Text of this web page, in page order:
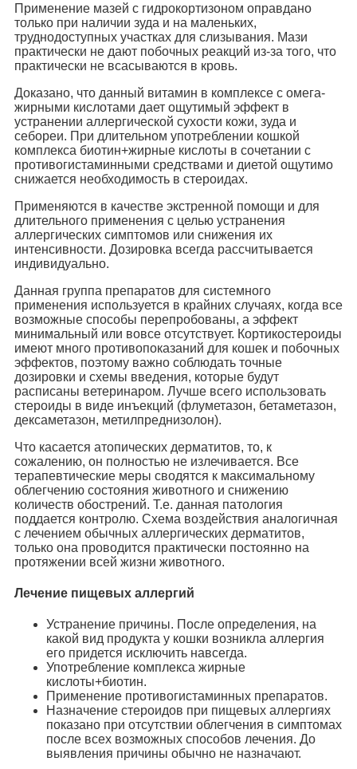
Применение мазей с гидрокортизоном оправдано
только при наличии зуда и на маленьких,
труднодоступных участках для слизывания. Мази
практически не дают побочных реакций из-за того, что
практически не всасываются в кровь.
Доказано, что данный витамин в комплексе с омега-
жирными кислотами дает ощутимый эффект в
устранении аллергической сухости кожи, зуда и
себореи. При длительном употреблении кошкой
комплекса биотин+жирные кислоты в сочетании с
противогистаминными средствами и диетой ощутимо
снижается необходимость в стероидах.
Применяются в качестве экстренной помощи и для
длительного применения с целью устранения
аллергических симптомов или снижения их
интенсивности. Дозировка всегда рассчитывается
индивидуально.
Данная группа препаратов для системного
применения используется в крайних случаях, когда все
возможные способы перепробованы, а эффект
минимальный или вовсе отсутствует. Кортикостероиды
имеют много противопоказаний для кошек и побочных
эффектов, поэтому важно соблюдать точные
дозировки и схемы введения, которые будут
расписаны ветеринаром. Лучше всего использовать
стероиды в виде инъекций (флуметазон, бетаметазон,
дексаметазон, метилпреднизолон).
Что касается атопических дерматитов, то, к
сожалению, он полностью не излечивается. Все
терапевтические меры сводятся к максимальному
облегчению состояния животного и снижению
количеств обострений. Т.е. данная патология
поддается контролю. Схема воздействия аналогичная
с лечением обычных аллергических дерматитов,
только она проводится практически постоянно на
протяжении всей жизни животного.
Лечение пищевых аллергий
Устранение причины. После определения, на
какой вид продукта у кошки возникла аллергия
его придется исключить навсегда.
Употребление комплекса жирные
кислоты+биотин.
Применение противогистаминных препаратов.
Назначение стероидов при пищевых аллергиях
показано при отсутствии облегчения в симптомах
после всех возможных способов лечения. До
выявления причины обычно не назначают.